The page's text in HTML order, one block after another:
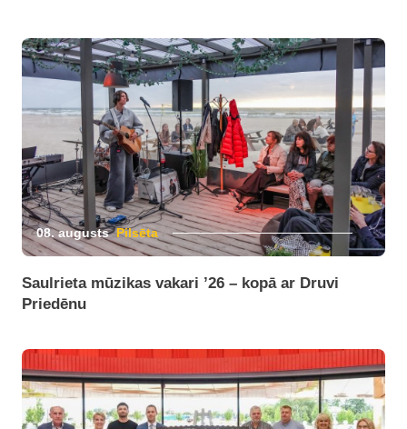
08. augusts Pilsēta
Saulrieta mūzikas vakari ’26 – kopā ar Druvi
Priedēnu